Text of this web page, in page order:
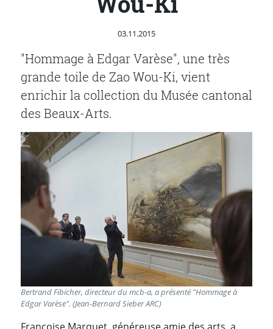
Publié le
03.11.2015
"Hommage à Edgar Varèse", une très
grande toile de Zao Wou-Ki, vient
enrichir la collection du Musée cantonal
des Beaux-Arts.
Bertrand Fibicher, directeur du mcb-a, a présenté "Hommage à
Edgar Varèse". (Jean-Bernard Sieber ARC)